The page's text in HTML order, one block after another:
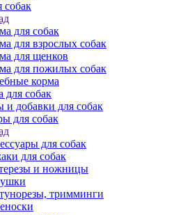
собак
для собак
для взрослых собак
для щенков
для пожилых собак
корма
для собак
добавки для собак
для собак
для собак
для собак
и ножницы
тримминги